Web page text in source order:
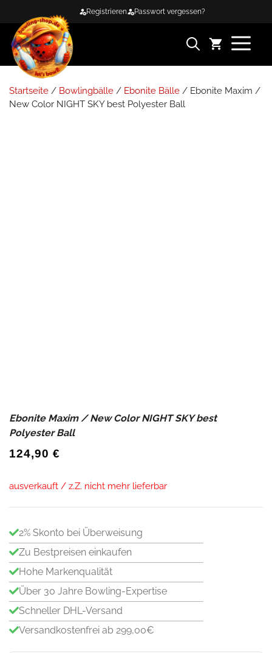
springen
Registrieren Passwort vergessen?
Startseite / Bowlingbälle / Ebonite Bälle / Ebonite Maxim /
New Color NIGHT SKY best Polyester Ball
Ebonite Maxim / New Color NIGHT SKY best
Polyester Ball
124,90 €
ausverkauft / z.Z. nicht mehr lieferbar
2% Skonto bei Überweisung
Zu Bestpreisen einkaufen
Hohe Markenqualität
Über 30 Jahre Bowling-Expertise
Schneller DHL-Versand
Versandkostenfrei ab 299,00€